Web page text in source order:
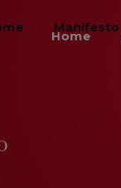
Home
Manifesto